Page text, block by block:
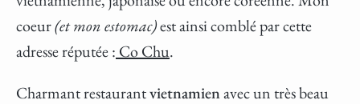
coeur(et mon estomac)est ainsi comblé par cette
adresse réputée : Co Chu.
Charmant restaurantvietnamienavec un très beau